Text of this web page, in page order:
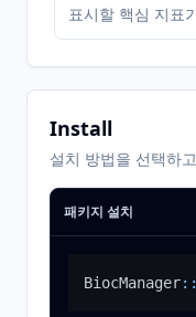
표시할 핵심 지표
Install
설치 방법을 선택하
패키지 설치
BiocManager::